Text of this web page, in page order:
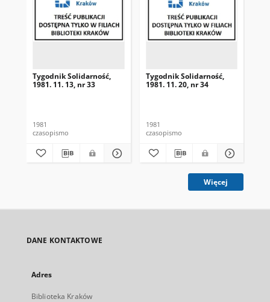
Tygodnik Solidarność,
1981. 11. 13, nr 33
1981
czasopismo
Tygodnik Solidarność,
1981. 11. 20, nr 34
1981
czasopismo
Więcej
DANE KONTAKTOWE
Adres
Biblioteka Kraków